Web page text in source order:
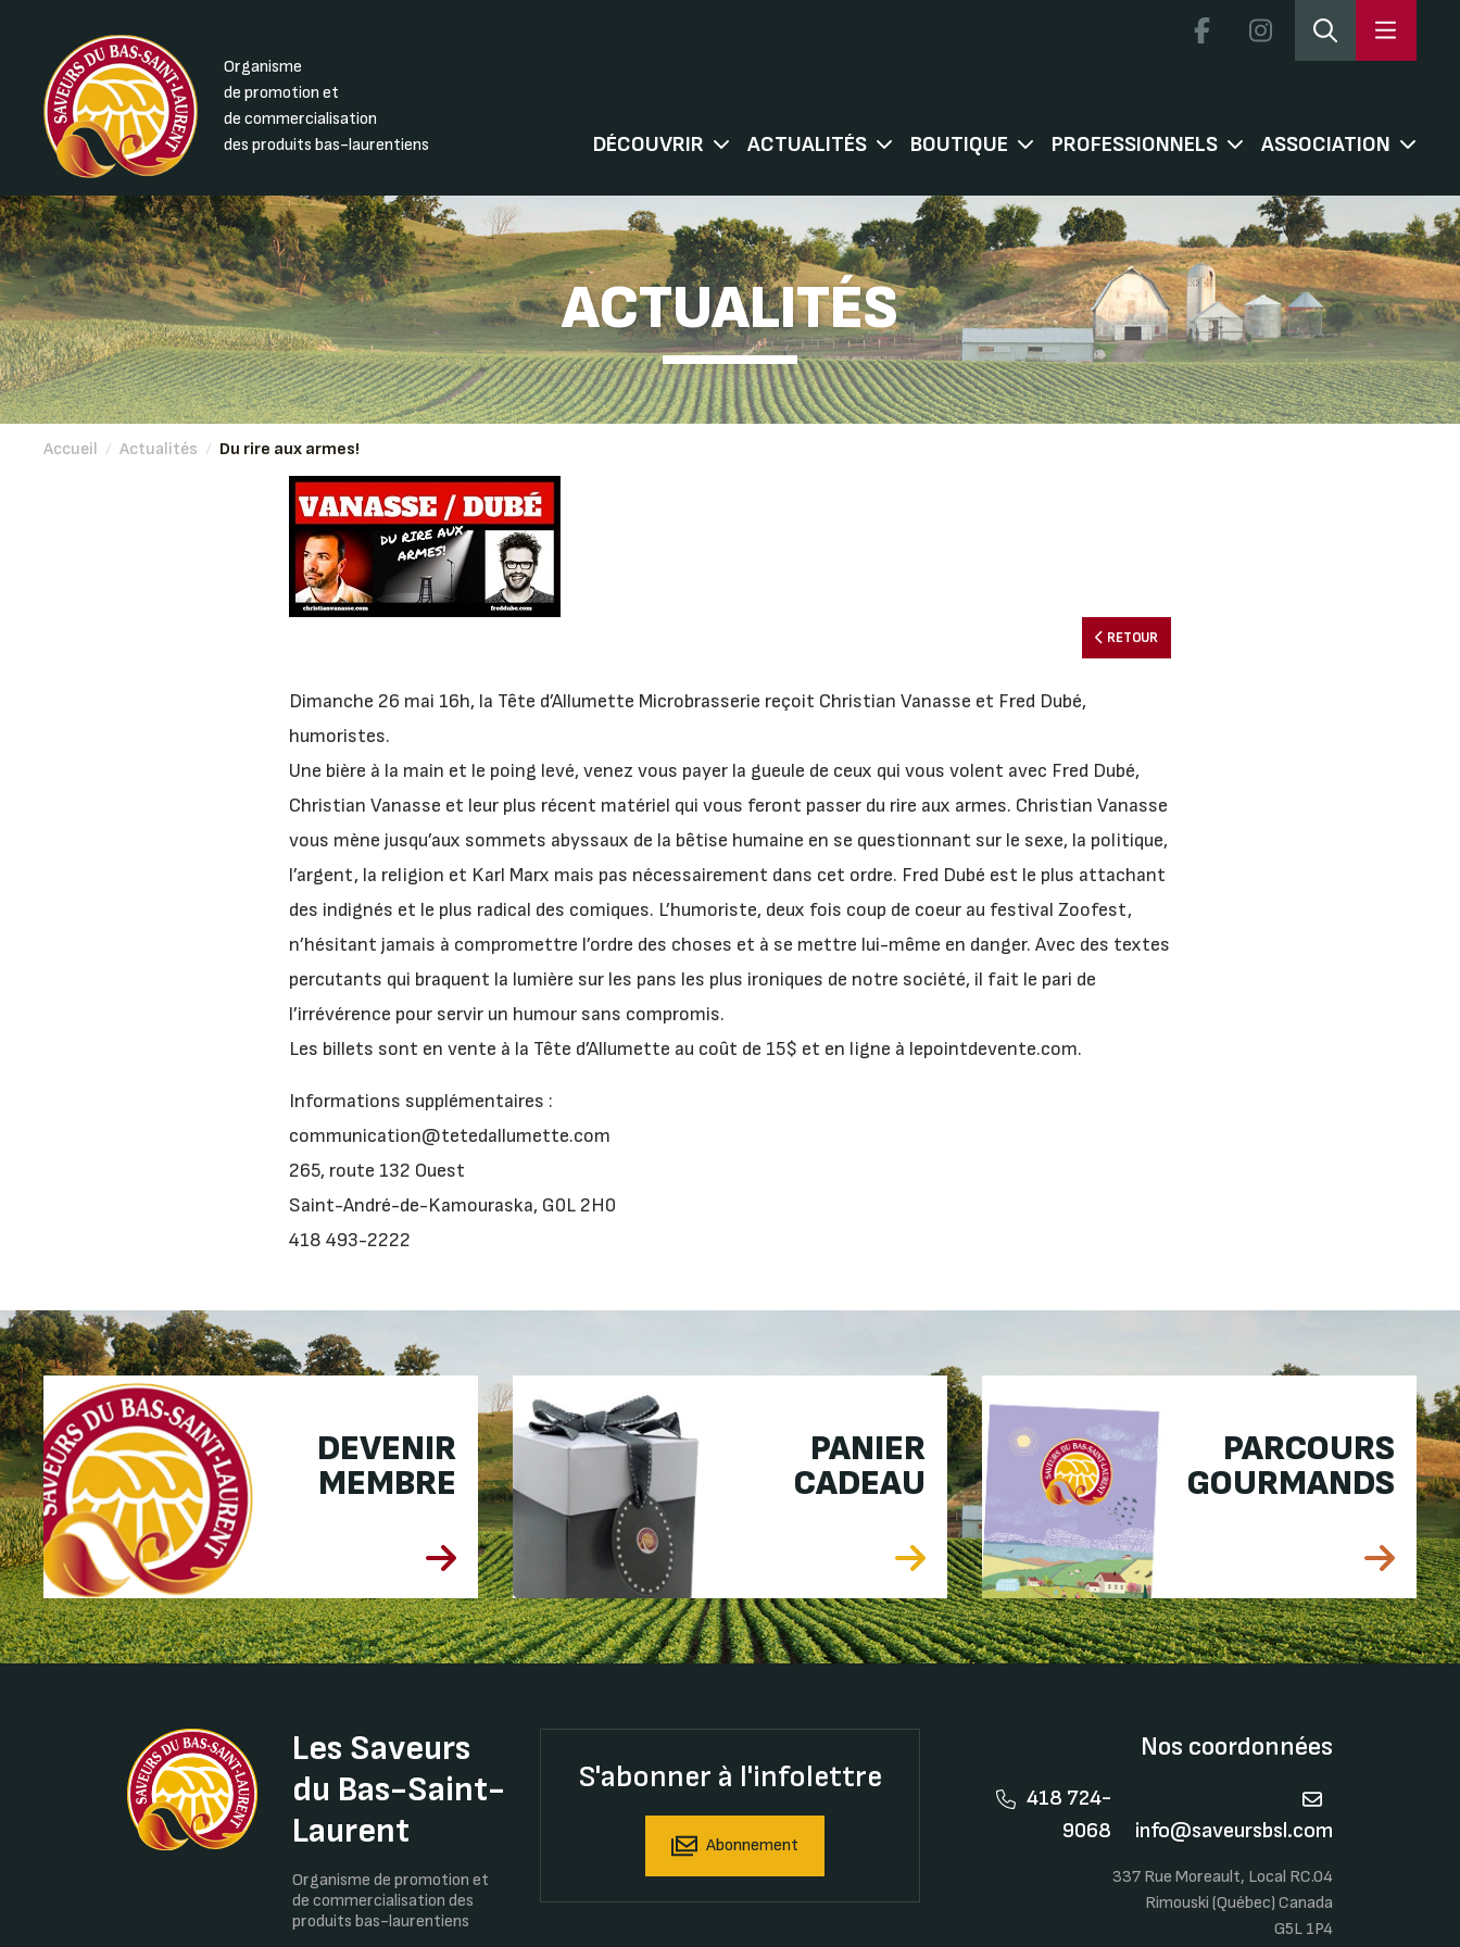
Organisme
de promotion et
de commercialisation
des produits bas-laurentiens
DÉCOUVRIR ACTUALITÉS BOUTIQUE PROFESSIONNELS ASSOCIATION
ACTUALITÉS
Accueil / Actualités / Du rire aux armes!
RETOUR
Dimanche 26 mai 16h, la Tête d’Allumette Microbrasserie reçoit Christian Vanasse et Fred Dubé,
humoristes.
Une bière à la main et le poing levé, venez vous payer la gueule de ceux qui vous volent avec Fred Dubé,
Christian Vanasse et leur plus récent matériel qui vous feront passer du rire aux armes. Christian Vanasse
vous mène jusqu’aux sommets abyssaux de la bêtise humaine en se questionnant sur le sexe, la politique,
l’argent, la religion et Karl Marx mais pas nécessairement dans cet ordre. Fred Dubé est le plus attachant
des indignés et le plus radical des comiques. L’humoriste, deux fois coup de coeur au festival Zoofest,
n’hésitant jamais à compromettre l’ordre des choses et à se mettre lui-même en danger. Avec des textes
percutants qui braquent la lumière sur les pans les plus ironiques de notre société, il fait le pari de
l’irrévérence pour servir un humour sans compromis.
Les billets sont en vente à la Tête d’Allumette au coût de 15$ et en ligne à lepointdevente.com.
Informations supplémentaires :
communication@tetedallumette.com
265, route 132 Ouest
Saint-André-de-Kamouraska, G0L 2H0
418 493-2222
DEVENIR
MEMBRE
PANIER
CADEAU
PARCOURS
GOURMANDS
Les Saveurs
du Bas-Saint-
Laurent
Organisme de promotion et
de commercialisation des
produits bas-laurentiens
S'abonner à l'infolettre
Abonnement
Nos coordonnées
418 724-
9068
info@saveursbsl.com
337 Rue Moreault, Local RC.04
Rimouski (Québec) Canada
G5L 1P4